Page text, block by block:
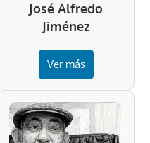
José Alfredo
Jiménez
Ver más